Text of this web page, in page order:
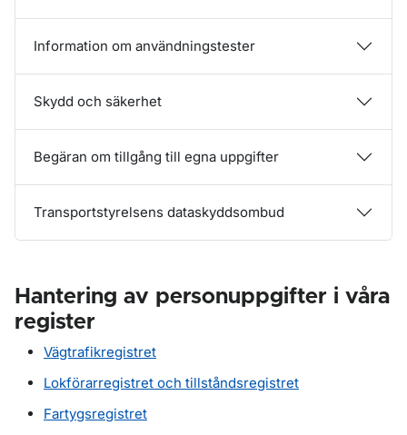
Information om användningstester
Skydd och säkerhet
Begäran om tillgång till egna uppgifter
Transportstyrelsens dataskyddsombud
Hantering av personuppgifter i våra
register
Vägtrafikregistret
Lokförarregistret och tillståndsregistret
Fartygsregistret